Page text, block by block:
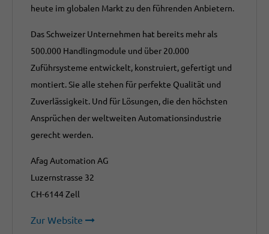
heute im globalen Markt zu den führenden Anbietern.
Das Schweizer Unternehmen hat bereits mehr als
500.000 Handlingmodule und über 20.000
Zuführsysteme entwickelt, konstruiert, gefertigt und
montiert. Sie alle stehen für perfekte Qualität und
Zuverlässigkeit. Und für Lösungen, die den höchsten
Ansprüchen der weltweiten Automationsindustrie
gerecht werden.
Afag Automation AG
Luzernstrasse 32
CH-6144 Zell
Zur Website